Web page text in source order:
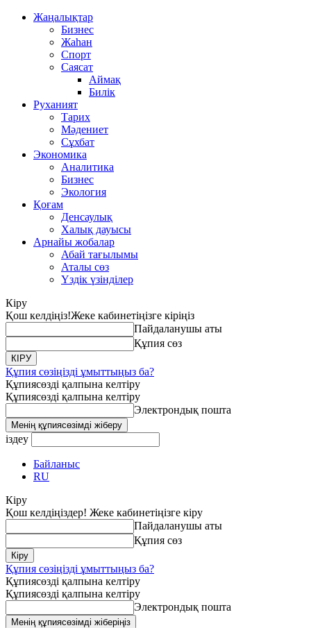
Жаңалықтар
Бизнес
Жаһан
Спорт
Саясат
Аймақ
Билік
Руханият
Тарих
Мәдениет
Сұхбат
Экономика
Аналитика
Бизнес
Экология
Қоғам
Денсаулық
Халық дауысы
Арнайы жобалар
Абай тағылымы
Аталы сөз
Үздік үзінділер
Кіру
Қош келдіңіз!Жеке кабинетіңізге кіріңіз
Пайдаланушы аты
Құпия сөз
Құпия сөзіңізді ұмыттыңыз ба?
Құпиясөзді қалпына келтіру
Құпиясөзді қалпына келтіру
Электрондық пошта
іздеу
Байланыс
RU
Кіру
Қош келдіңіздер! Жеке кабинетіңізге кіру
Пайдаланушы аты
Құпия сөз
Құпия сөзіңізді ұмыттыңыз ба?
Құпиясөзді қалпына келтіру
Құпиясөзді қалпына келтіру
Электрондық пошта